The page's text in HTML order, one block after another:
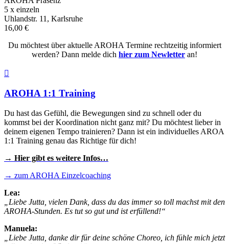
5 x einzeln
Uhlandstr. 11, Karlsruhe
16,00 €
Du möchtest über aktuelle AROHA Termine rechtzeitig informiert
werden? Dann melde dich hier zum Newletter an!

AROHA 1:1 Training
Du hast das Gefühl, die Bewegungen sind zu schnell oder du
kommst bei der Koordination nicht ganz mit? Du möchtest lieber in
deinem eigenen Tempo trainieren? Dann ist ein individuelles AROA
1:1 Training genau das Richtige für dich!
→ Hier gibt es weitere Infos…
→ zum AROHA Einzelcoaching
Lea:
„Liebe Jutta, vielen Dank, dass du das immer so toll machst mit den
AROHA-Stunden. Es tut so gut und ist erfüllend!“
Manuela:
„Liebe Jutta, danke dir für deine schöne Choreo, ich fühle mich jetzt